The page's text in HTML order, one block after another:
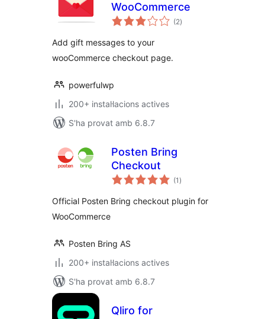
WooCommerce
(2puntuacions
totals
)
Add gift messages to your
wooCommerce checkout page.
powerfulwp
200+ instal·lacions actives
S'ha provat amb 6.8.7
Posten Bring
Checkout
(1 puntuacions
totals
)
Official Posten Bring checkout plugin for
WooCommerce
Posten Bring AS
200+ instal·lacions actives
S'ha provat amb 6.8.7
Qliro for